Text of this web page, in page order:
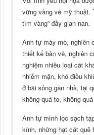
vững vàng về mỹ thuật.
tìm vàng” đầy gian nan.
Anh tự mày mò, nghiên
thiết kế bàn vẽ, nghiên
nghiệm nhiều loại cát
nhiễm mặn, khó điều
ở bãi sông gần nhà, tại
không quá to, không
Anh tự mình lọc sạch
kính, những hạt cát quê